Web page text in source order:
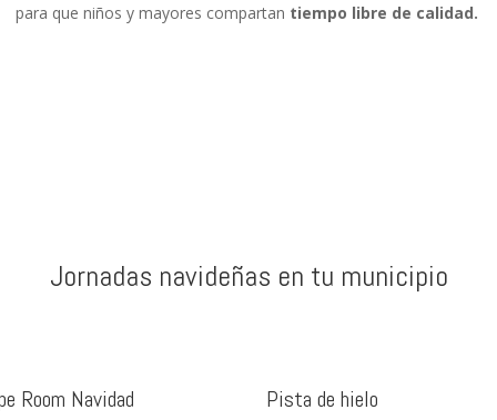
para que niños y mayores compartan tiempo libre de calidad.
Jornadas navideñas en tu municipio
Room Navidad Pista de hielo